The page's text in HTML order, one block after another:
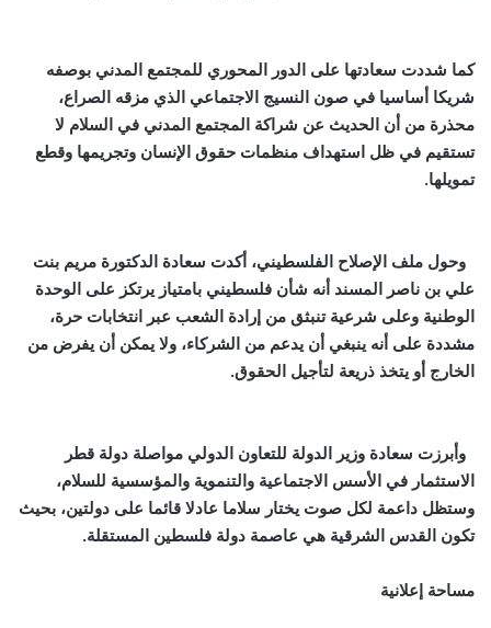
كما شددت سعادتها على الدور المحوري للمجتمع المدني بوصفه
شريكا أساسيا في صون النسيج الاجتماعي الذي مزقه الصراع،
محذرة من أن الحديث عن شراكة المجتمع المدني في السلام لا
تستقيم في ظل استهداف منظمات حقوق الإنسان وتجريمها وقطع
تمويلها.
وحول ملف الإصلاح الفلسطيني، أكدت سعادة الدكتورة مريم بنت
علي بن ناصر المسند أنه شأن فلسطيني بامتياز يرتكز على الوحدة
الوطنية وعلى شرعية تنبثق من إرادة الشعب عبر انتخابات حرة،
مشددة على أنه ينبغي أن يدعم من الشركاء، ولا يمكن أن يفرض من
الخارج أو يتخذ ذريعة لتأجيل الحقوق.
وأبرزت سعادة وزير الدولة للتعاون الدولي مواصلة دولة قطر
الاستثمار في الأسس الاجتماعية والتنموية والمؤسسية للسلام،
وستظل داعمة لكل صوت يختار سلاما عادلا قائما على دولتين، بحيث
تكون القدس الشرقية هي عاصمة دولة فلسطين المستقلة.
مساحة إعلانية